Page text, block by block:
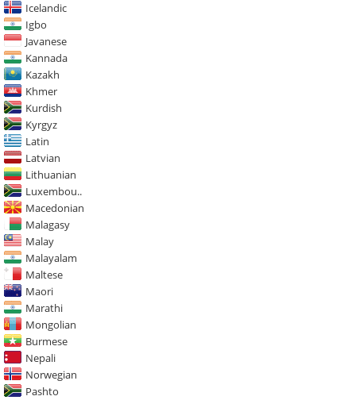
Icelandic
Igbo
Javanese
Kannada
Kazakh
Khmer
Kurdish
Kyrgyz
Latin
Latvian
Lithuanian
Luxembou..
Macedonian
Malagasy
Malay
Malayalam
Maltese
Maori
Marathi
Mongolian
Burmese
Nepali
Norwegian
Pashto